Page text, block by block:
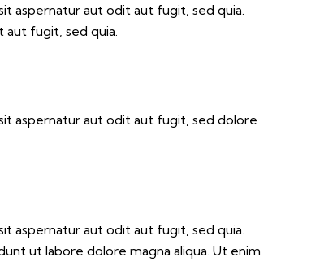
aspernatur aut odit aut fugit, sed quia.
fugit, sed quia.
aspernatur aut odit aut fugit, sed dolore
aspernatur aut odit aut fugit, sed quia.
ut labore dolore magna aliqua. Ut enim